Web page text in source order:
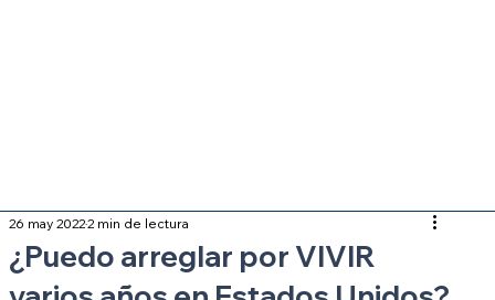
¿Puedo arreglar por VIVIR
26 may 20222 min de lectura